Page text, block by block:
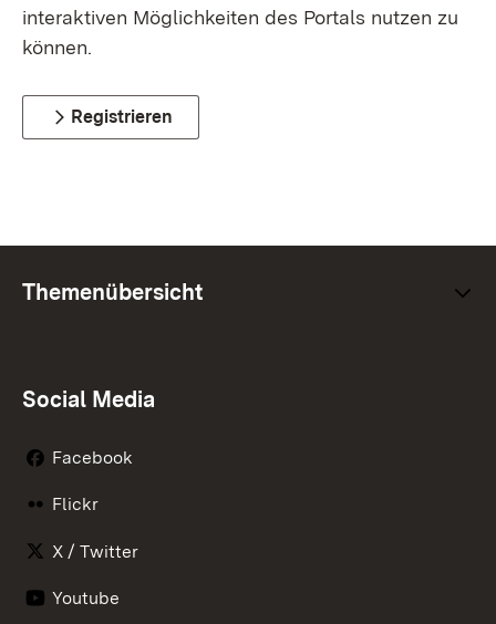
interaktiven Möglichkeiten des Portals nutzen zu
können.
Registrieren
Themenübersicht
Social Media
Facebook
Flickr
X / Twitter
Youtube